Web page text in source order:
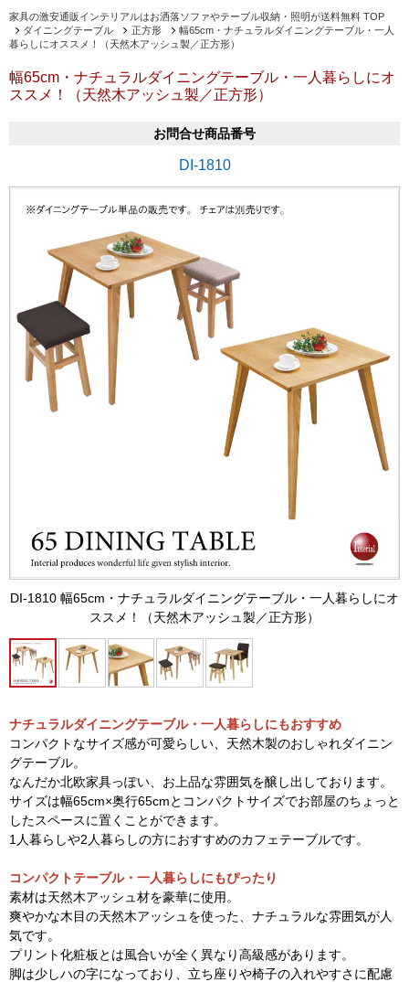
家具の激安通販インテリアルはお洒落ソファやテーブル収納・照明が送料無料 TOP
ダイニングテーブル
正方形
幅65cm・ナチュラルダイニングテーブル・一人
暮らしにオススメ！（天然木アッシュ製／正方形）
幅65cm・ナチュラルダイニングテーブル・一人暮らしにオ
ススメ！（天然木アッシュ製／正方形）
お問合せ商品番号
DI-1810
DI-1810 幅65cm・ナチュラルダイニングテーブル・一人暮らしにオ
ススメ！（天然木アッシュ製／正方形）
ナチュラルダイニングテーブル・一人暮らしにもおすすめ
コンパクトなサイズ感が可愛らしい、天然木製のおしゃれダイニン
グテーブル。
なんだか北欧家具っぽい、お上品な雰囲気を醸し出しております。
サイズは幅65cm×奥行65cmとコンパクトサイズでお部屋のちょっと
したスペースに置くことができます。
1人暮らしや2人暮らしの方におすすめのカフェテーブルです。
コンパクトテーブル・一人暮らしにもぴったり
素材は天然木アッシュ材を豪華に使用。
爽やかな木目の天然木アッシュを使った、ナチュラルな雰囲気が人
気です。
プリント化粧板とは風合いが全く異なり高級感があります。
脚は少しハの字になっており、立ち座りや椅子の入れやすさに配慮